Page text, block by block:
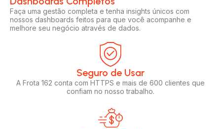
Faça uma gestão completa e tenha insights únicos com
nossos dashboards feitos para que você acompanhe e
melhore seu negócio através de dados.
Seguro de Usar​
A Frota 162 conta com HTTPS e mais de 600 clientes que
confiam no nosso trabalho.